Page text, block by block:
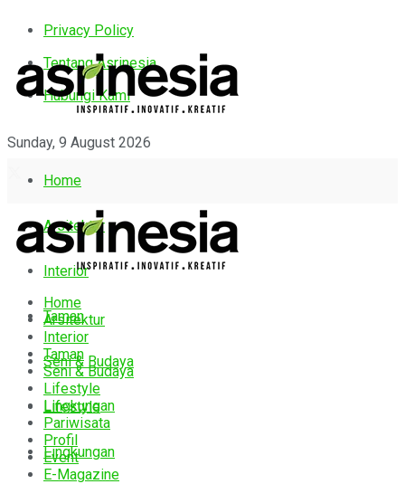
Privacy Policy
Tentang Asrinesia
Hubungi Kami
Sunday, 9 August 2026
Home
Arsitektur
Interior
Taman
Seni & Budaya
Lifestyle
Lingkungan
Home
Arsitektur
Interior
Taman
Seni & Budaya
Lifestyle
Lingkungan
Pariwisata
Profil
Event
E-Magazine